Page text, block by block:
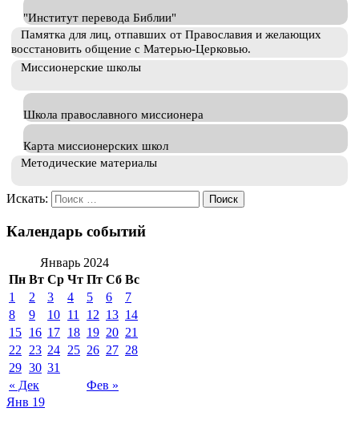
"Институт перевода Библии"
Памятка для лиц, отпавших от Православия и желающих
восстановить общение с Матерью-Церковью.
Миссионерские школы
Школа православного миссионера
Карта миссионерских школ
Методические материалы
Искать:
Календарь событий
Январь 2024
Пн Вт Ср Чт Пт Сб Вс
« Дек Фев »
1 2 3 4 5 6
7
8
9 10 11 12 13 14
15 16 17 18 19 20 21
22
23 24 25 26 27 28
29 30 31
Янв 19